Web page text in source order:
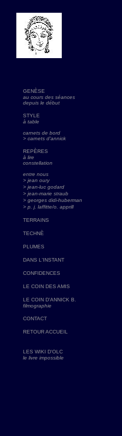
GENÈSE
au cours des séances
depuis le début
STYLE
à table
carnets de bord
> carnets d'annick
REPÈRES
à lire
constellation
entre nous
> jean oury
> jean-luc godard
> jean-marie straub
> georges didi-huberman
> p. j. laffitte/o. apprill
TERRAINS
TECHNÈ
PLUMES
DANS L'INSTANT
CONFIDENCES
LE COIN DES AMIS
LE COIN D'ANNICK B.
filmographie
CONTACT
RETOUR ACCUEIL
LES WIKI D'OLC
le livre impossible